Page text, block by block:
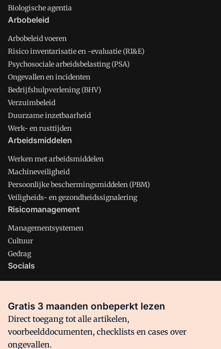
Biologische agentia
Arbobeleid
Arbobeleid voeren
Risico inventarisatie en -evaluatie (RI&E)
Psychosociale arbeidsbelasting (PSA)
Ongevallen en incidenten
Bedrijfshulpverlening (BHV)
Verzuimbeleid
Duurzame inzetbaarheid
Werk- en rusttijden
Arbeidsmiddelen
Werken met arbeidsmiddelen
Machineveiligheid
Persoonlijke beschermingsmiddelen (PBM)
Veiligheids- en gezondheidssignalering
Risicomanagement
Managementsystemen
Cultuur
Gedrag
Socials
Facebook
Gratis 3 maanden onbeperkt lezen
Direct toegang tot alle artikelen,
voorbeelddocumenten, checklists en cases over
ongevallen.